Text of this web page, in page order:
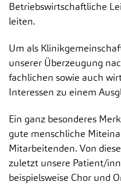
Betriebswirtschaftliche
leiten.
Um als
unserer Überzeugung
fachlichen sowie auch
Interessen zu einem
Ein ganz besonderes
gute menschliche
Mitarbeitenden. Von
zuletzt unsere Patient/
beispielsweise Chor und